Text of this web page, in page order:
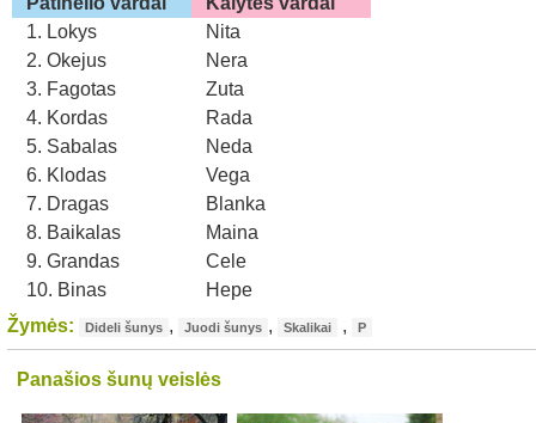
1. Lokys
Nita
2. Okejus
Nera
3. Fagotas
Zuta
4. Kordas
Rada
5. Sabalas
Neda
6. Klodas
Vega
7. Dragas
Blanka
8. Baikalas
Maina
9. Grandas
Cele
10. Binas
Hepe
Žymės:
Dideli šunys , Juodi šunys , Skalikai , P
Panašios šunų veislės